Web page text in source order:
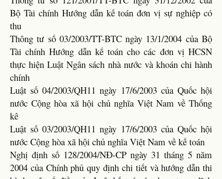
Bộ Tài chính Hướng dẫn kế toán đơn vị sự nghiệp có
thu
Thông tư số 03/2003/TT-BTC ngày 13/1/2004 của Bộ
Tài chính Hướng dẫn kế toán cho các đơn vị HCSN
thực hiện Luật Ngân sách nhà nước và khoán chi hành
chính
Luật số 04/2003/QH11 ngày 17/6/2003 của Quốc hội
nước Cộng hòa xã hội chủ nghĩa Việt Nam về Thống
kê
Luật số 03/2003/QH11 ngày 17/6/2003 của Quốc hội
nước Cộng hòa xã hội chủ nghĩa Việt Nam về kế toán
Nghị định số 128/2004/NĐ-CP ngày 31 tháng 5 năm
2004 của Chính phủ quy định chi tiết và hướng dẫn thi